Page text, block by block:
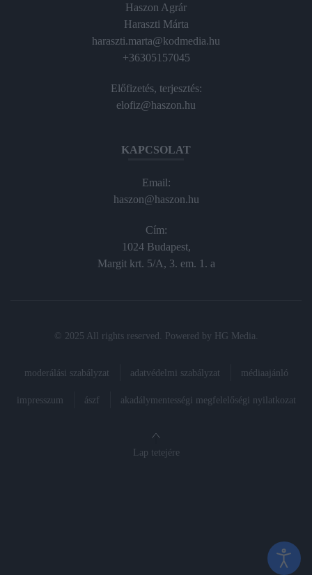
Haszon Agrár
Haraszti Márta
haraszti.marta@kodmedia.hu
+36305157045
Előfizetés, terjesztés:
elofiz@haszon.hu
KAPCSOLAT
Email:
haszon@haszon.hu
Cím:
1024 Budapest,
Margit krt. 5/A, 3. em. 1. a
© 2025 All rights reserved. Powered by HG Media
moderálási szabályzat adatvédelmi szabályzat médiaajánló
impresszum ászf akadálymentességi megfelelőségi nyilatkozat
Lap tetejére